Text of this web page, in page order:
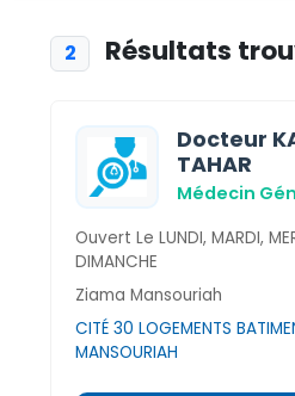
2 Résultats
Docteur
TAHAR
Médecin
Ouvert Le LUNDI, MARDI,
DIMANCHE
Ziama Mansouriah
CITÉ 30 LOGEMENTS
MANSOURIAH